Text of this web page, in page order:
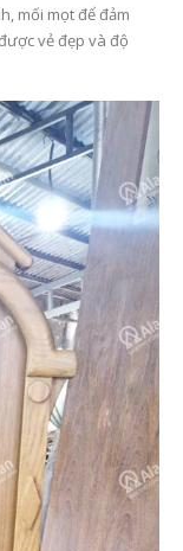
mối mọt để đảm
vẻ đẹp và độ